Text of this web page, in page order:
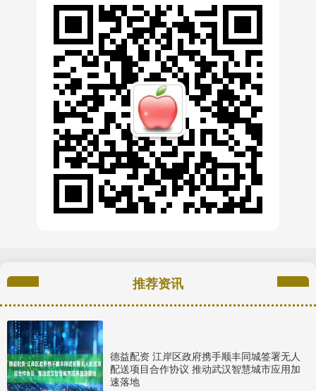
推荐资讯
德益配资 江岸区政府携手顺丰同城签署无人
配送项目合作协议 推动武汉智慧城市应用加
速落地